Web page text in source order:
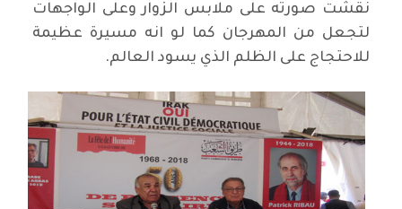
نُقشت صورته على ملابس الزوار وعلى الواجهات
لتجعل من المهرجان كما لو انه مسيرة عظيمة
للاحتجاج على الظلم الذي يسود العالم.